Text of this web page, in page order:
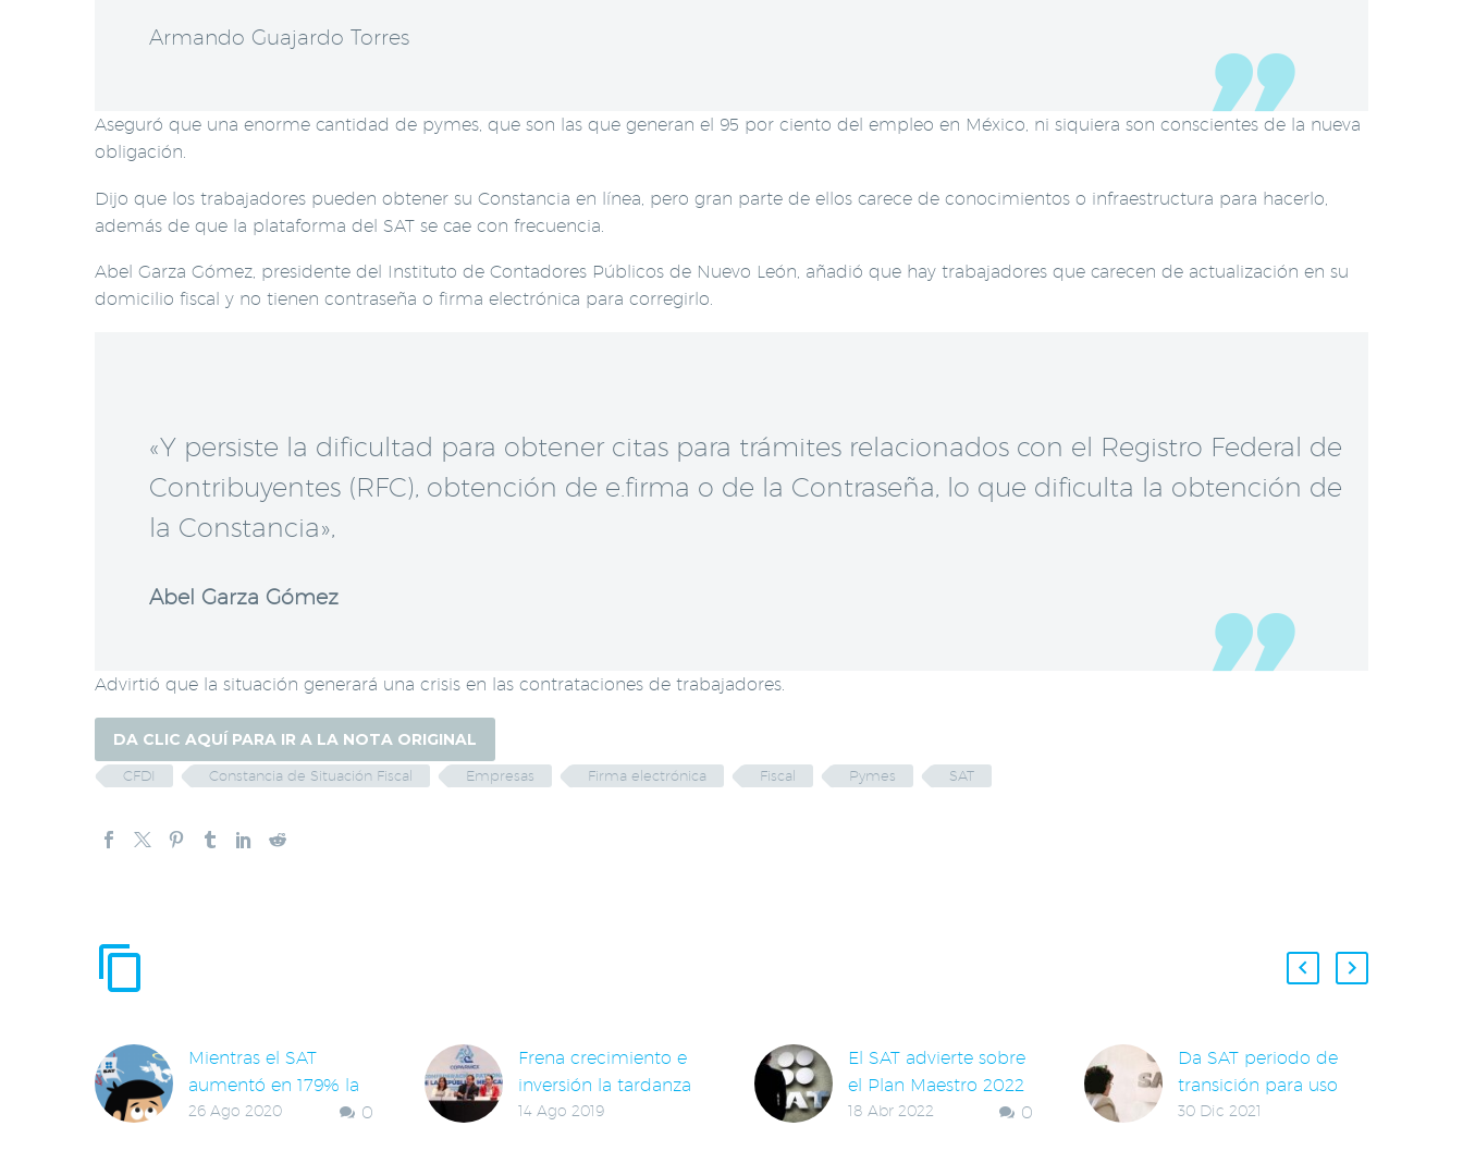
Armando Guajardo Torres
Aseguró que una enorme cantidad de pymes, que son las que generan el 95 por ciento del empleo en México, ni siquiera son conscientes de la nueva
obligación.
Dijo que los trabajadores pueden obtener su Constancia en línea, pero gran parte de ellos carece de conocimientos o infraestructura para hacerlo,
además de que la plataforma del SAT se cae con frecuencia.
Abel Garza Gómez, presidente del Instituto de Contadores Públicos de Nuevo León, añadió que hay trabajadores que carecen de actualización en su
domicilio fiscal y no tienen contraseña o firma electrónica para corregirlo.
«Y persiste la dificultad para obtener citas para trámites relacionados con el Registro Federal de
Contribuyentes (RFC), obtención de e.firma o de la Contraseña, lo que dificulta la obtención de
la Constancia»,
Abel Garza Gómez
Advirtió que la situación generará una crisis en las contrataciones de trabajadores.
DA CLIC AQUÍ PARA IR A LA NOTA ORIGINAL
CFDI Constancia de Situación Fiscal Empresas Firma electrónica Fiscal Pymes SAT
Mientras el SAT
aumentó en 179% la
recaudación por
0
26 Ago 2020
Frena crecimiento e
inversión la tardanza
en devolución de
14 Ago 2019
El SAT advierte sobre
el Plan Maestro 2022
de Grandes
0
18 Abr 2022
Da SAT periodo de
transición para uso
complemento Carta
30 Dic 2021